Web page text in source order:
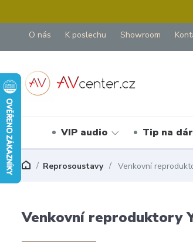
O nás K poslechu Showroom
VIP audio Tip na
Reprosoustavy Venkovní
Venkovní reproduktory